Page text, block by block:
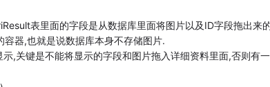
表里面的字段是从数据库里面将图片以及ID字段拖出来
器,也就是说数据库本身不存储图片.
,关键是不能将显示的字段和图片拖入详细资料里面,否则有